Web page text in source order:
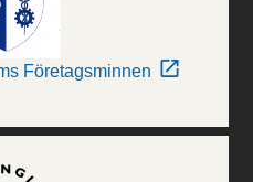
Företagsminnen